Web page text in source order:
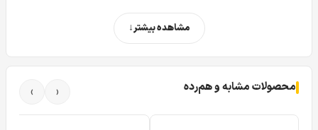
آگاهانه و مطمئن داشته باشید.
طراحی و ساخت — ساده، مقاوم و کارآمد
مقاوم ساخته شده است. ابعاد آن تنها
بوده و وزنش حدود150 گرم است. این ابعاد فشرده باعث
مشاهده بیشتر
محصولات مشابه و هم‌رده ‹
›